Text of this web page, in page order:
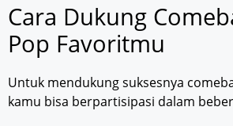
Cara Dukung
Pop Favoritmu
Untuk mendukung suksesnya
kamu bisa berpartisipasi dalam